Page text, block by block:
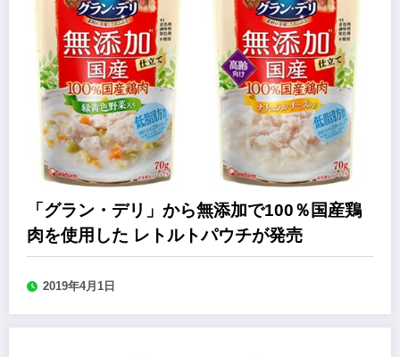
「グラン・デリ」から無添加で100％国産鶏
肉を使用した レトルトパウチが発売
2019年4月1日